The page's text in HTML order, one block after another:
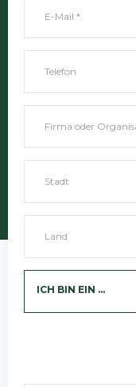
ICH BIN EIN ...